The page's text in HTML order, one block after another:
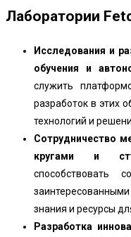
Лаборатории
Исследования и
обучения и
служить
разработок в этих
технологий и
Сотрудничество
кругами и
способствовать
знания и ресурсы
Разработка